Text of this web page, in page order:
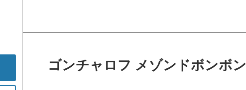
ゴンチャロフ メゾンドボンボン